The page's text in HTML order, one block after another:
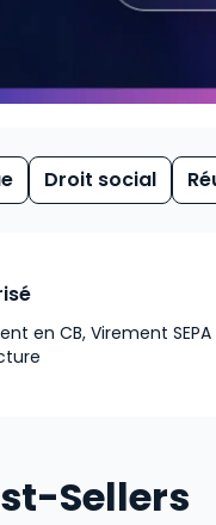
Droit social
en CB, Virement
Sellers